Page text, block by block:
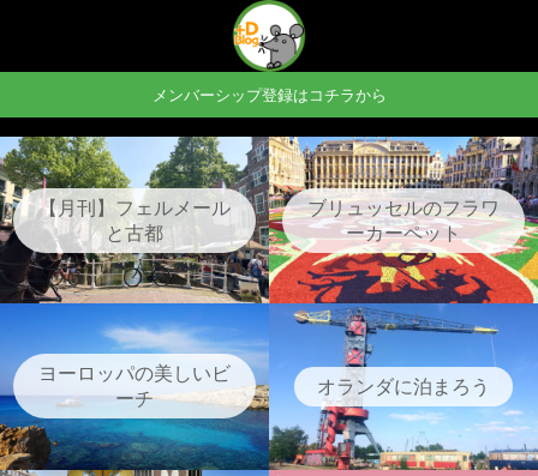
メンバーシップ登録はコチラから
【月刊】フェルメール
と古都
ブリュッセルのフラワ
ーカーペット
ヨーロッパの美しいビ
ーチ
オランダに泊まろう